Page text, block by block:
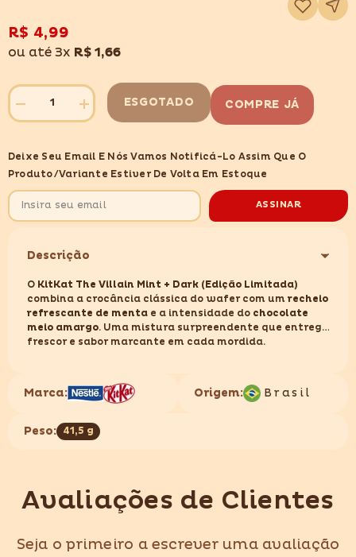
à
lista
R$ 4,99
ou até 3x R$ 1,66
Diminuir
quantidade
KIT
KAT
THE
VILLAN
MINT
Aumentar
quantidade
KIT
KAT
THE
VILLAN
MINT
ESGOTADO COMPRE JÁ
Deixe Seu Email E Nós Vamos Notificá-Lo Assim Que O
Produto/variante Estiver De Volta Em Estoque
ASSINAR
Descrição
O KitKat The Villain Mint + Dark (Edição Limitada)
combina a crocância clássica do wafer com um recheio
refrescante de menta e a intensidade do chocolate
meio amargo. Uma mistura surpreendente que entrega
frescor e sabor marcante em cada mordida.
Marca: Origem: Brasil
Peso: 41,5 g
Avaliações de Clientes
Seja o primeiro a escrever uma avaliação